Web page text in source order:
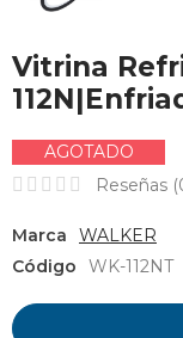
Vitrina
AGOTADO
Reseñas (
Marca
WALKER
Código
WK-112NT